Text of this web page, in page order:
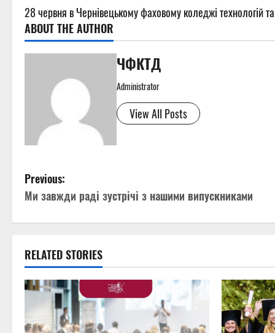
28 червня в Чернівецькому фаховому коледжі технологій
ABOUT THE AUTHOR
ЧФКТД
Administrator
View All Posts
P
o
t
n
a
Previous:
Ми завжди раді зустрічі з нашими випускниками
RELATED STORIES